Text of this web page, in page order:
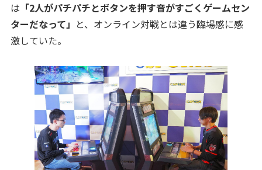
は 「2人がパチパチとボタンを押す音がすごくゲームセン
ターだなって」 と、オンライン対戦とは違う臨場感に感
激していた。